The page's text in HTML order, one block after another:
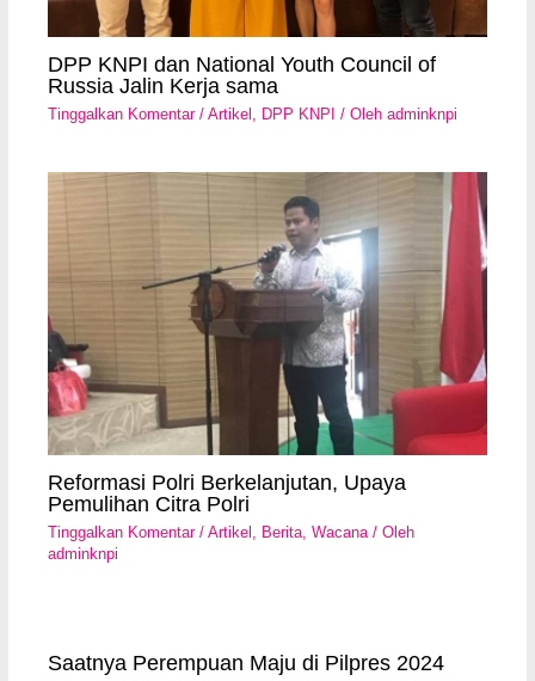
DPP KNPI dan National Youth Council of
Russia Jalin Kerja sama
Tinggalkan Komentar /Artikel , DPP KNPI / Olehadminknpi
Reformasi Polri Berkelanjutan, Upaya
Pemulihan Citra Polri
Tinggalkan Komentar /Artikel , Berita,Wacana/ Oleh
adminknpi
Saatnya Perempuan Maju di Pilpres 2024